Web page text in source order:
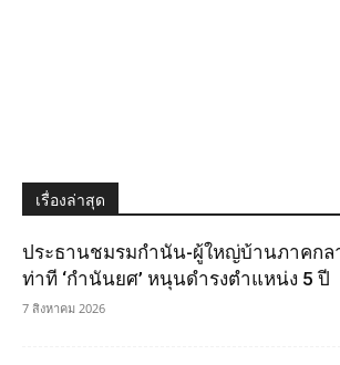
เรื่องล่าสุด
ประธานชมรมกำนัน-ผู้ใหญ่บ้านภาคกล
ท่าที ‘กำนันยศ’ หนุนดำรงตำแหน่ง 5 ปี
7 สิงหาคม 2026